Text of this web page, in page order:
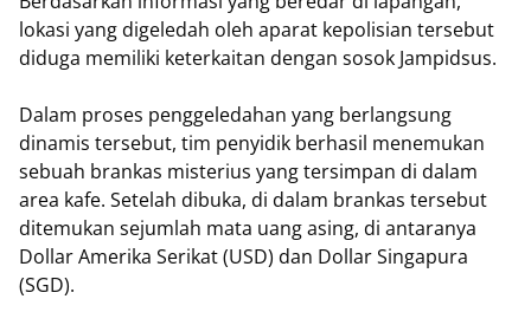
lokasi yang digeledah oleh aparat kepolisian tersebut
diduga memiliki keterkaitan dengan sosok Jampidsus.
Dalam proses penggeledahan yang berlangsung
dinamis tersebut, tim penyidik berhasil menemukan
sebuah brankas misterius yang tersimpan di dalam
area kafe. Setelah dibuka, di dalam brankas tersebut
ditemukan sejumlah mata uang asing, di antaranya
Dollar Amerika Serikat (USD) dan Dollar Singapura
(SGD).